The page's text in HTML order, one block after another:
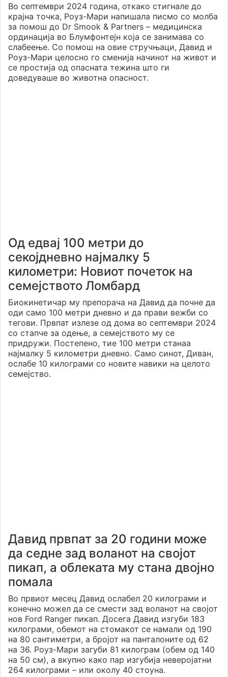
Во септември 2024 година, откако стигнале до
крајна точка, Роуз-Мари напишала писмо со молба
за помош до Dr Smook & Partners – медицинска
ординација во Блумфонтејн која се занимава со
слабеење. Со помош на овие стручњаци, Давид и
Роуз-Мари целосно го сменија начинот на живот и
се простија од опасната тежина што ги
доведуваше во животна опасност.
Од едвај 100 метри до
секојдневно најмалку 5
километри: Новиот почеток на
семејството Ломбард
Биокинетичар му препорача на Давид да почне да
оди само 100 метри дневно и да прави вежби со
тегови. Првпат излезе од дома во септември 2024
со стапче за одење, а семејството му се
придружи. Постепено, тие 100 метри станаа
најмалку 5 километри дневно. Само синот, Диван,
ослабе 10 килограми со новите навики на целото
семејство.
Давид првпат за 20 години може
да седне зад воланот на својот
пикап, а облеката му стана двојно
помала
Во првиот месец Давид ослабел 20 килограми и
конечно можел да се смести зад воланот на својот
нов Ford Ranger пикап. Досега Давид изгуби 183
килограми, обемот на стомакот се намали од 190
на 80 сантиметри, а бројот на панталоните од 62
на 36. Роуз-Мари загуби 81 килограм (обем од 140
на 50 см), а вкупно како пар изгубија неверојатни
264 килограми – или околу 40 стоуна.